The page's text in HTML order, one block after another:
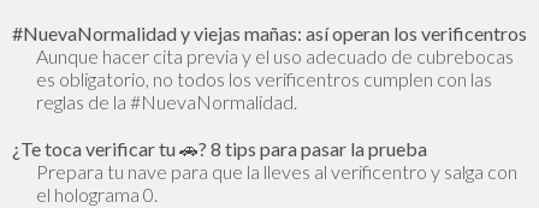
#NuevaNormalidad y viejas mañas: así operan los verificentros
Aunque hacer cita previa y el uso adecuado de cubrebocas
es obligatorio, no todos los verificentros cumplen con las
reglas de la #NuevaNormalidad.
¿Te toca verificar tu 🚗? 8 tips para pasar la prueba
Prepara tu nave para que la lleves al verificentro y salga con
el holograma 0.